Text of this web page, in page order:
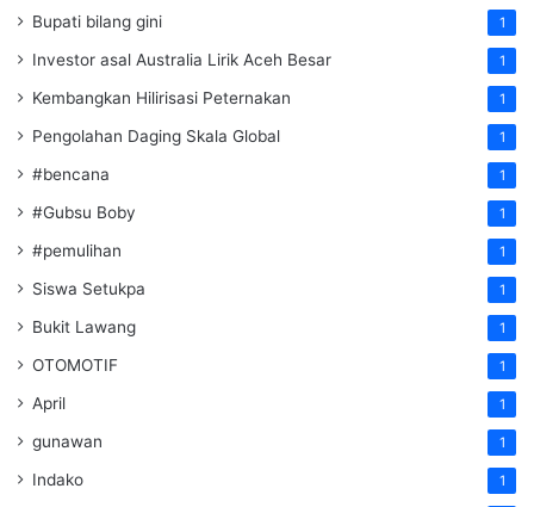
Bupati bilang gini 1
Investor asal Australia Lirik Aceh Besar 1
Kembangkan Hilirisasi Peternakan 1
Pengolahan Daging Skala Global 1
#bencana 1
#Gubsu Boby 1
#pemulihan 1
Siswa Setukpa 1
Bukit Lawang 1
OTOMOTIF 1
April 1
gunawan 1
Indako 1